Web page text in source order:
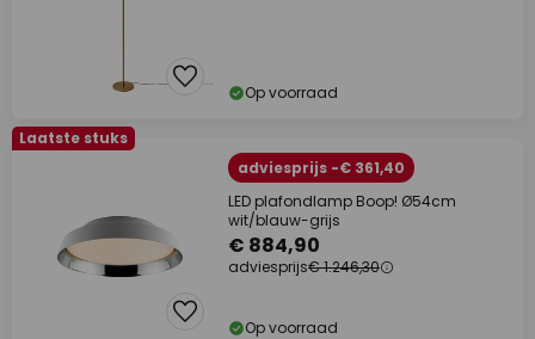
Op voorraad
Laatste stuks
adviesprijs -€ 361,40
LED plafondlamp Boop! Ø54cm
wit/blauw-grijs
€ 884,90
adviesprijs€ 1.246,30
Op voorraad